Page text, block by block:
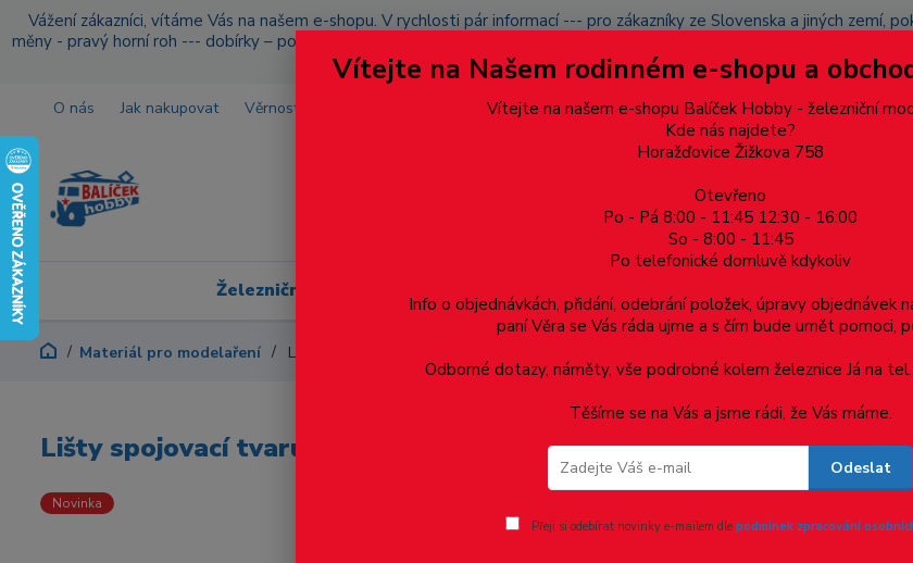
Vážení zákazníci, vítáme Vás na našem e-shopu. V rychlosti pár informací --- pro zákazníky ze Slovenska a jiných
měny - pravý horní roh --- dobírky – pokud si z nějakého důvodu zásilku nevyzvednete, bude po domluvě zaslána znovu
přidán na blacklist a rušeny následující
O nás Jak nakupovat Věrnostní program Doprava a platba Více
Železniční modelářství Dárkové poukazy, upomínkové předměty
Materiál pro modelaření Lišty spojovací tvaru T - světlost 1mm, 1ks
Lišty spojovací tvaru T - světlost 1mm, 1ks
Novinka
Vítejte na Našem rodinném e-shopu a
Vítejte na našem e-shopu Balíček Hobby - železniční
Kde nás najdete?
Horažďovice Žižkova 758
Otevřeno
Po - Pá 8:00 - 11:45 12:30 - 16:00
So - 8:00 - 11:45
Po telefonické domluvě kdykoliv
Info o objednávkách, přidání, odebrání položek, úpravy objednávek
paní Věra se Vás ráda ujme a s čím bude umět pomoci,
Odborné dotazy, náměty, vše podrobné kolem železnice Já na
Těšíme se na Vás a jsme rádi, že Vás máme.
Odeslat
Přeji si odebírat novinky e-mailem dle podmínek zpracování